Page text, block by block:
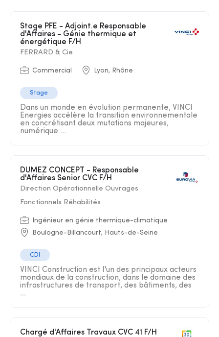
Stage PFE - Adjoint.e Responsable
d'Affaires - Génie thermique et
énergétique F/H
FERRARD & Cie
Commercial Lyon, Rhône
Stage
Dans un monde en évolution permanente, VINCI
Energies accélère la transition environnementale
en concrétisant deux mutations majeures,
numérique ...
DUMEZ CONCEPT - Responsable
d'Affaires Senior CVC F/H
Direction Opérationnelle Ouvrages
Fonctionnels Réhabilités
Ingénieur en génie thermique-climatique
Boulogne-Billancourt, Hauts-de-Seine
CDI
VINCI Construction est l'un des principaux acteurs
mondiaux de la construction, dans le domaine des
infrastructures de transport, des bâtiments, des
...
Chargé d'Affaires Travaux CVC 41 F/H